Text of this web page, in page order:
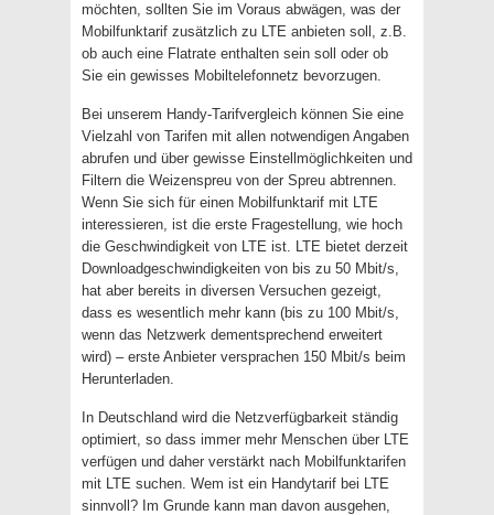
möchten, sollten Sie im Voraus abwägen, was der
Mobilfunktarif zusätzlich zu LTE anbieten soll, z.B.
ob auch eine Flatrate enthalten sein soll oder ob
Sie ein gewisses Mobiltelefonnetz bevorzugen.
Bei unserem Handy-Tarifvergleich können Sie eine
Vielzahl von Tarifen mit allen notwendigen Angaben
abrufen und über gewisse Einstellmöglichkeiten und
Filtern die Weizenspreu von der Spreu abtrennen.
Wenn Sie sich für einen Mobilfunktarif mit LTE
interessieren, ist die erste Fragestellung, wie hoch
die Geschwindigkeit von LTE ist. LTE bietet derzeit
Downloadgeschwindigkeiten von bis zu 50 Mbit/s,
hat aber bereits in diversen Versuchen gezeigt,
dass es wesentlich mehr kann (bis zu 100 Mbit/s,
wenn das Netzwerk dementsprechend erweitert
wird) – erste Anbieter versprachen 150 Mbit/s beim
Herunterladen.
In Deutschland wird die Netzverfügbarkeit ständig
optimiert, so dass immer mehr Menschen über LTE
verfügen und daher verstärkt nach Mobilfunktarifen
mit LTE suchen. Wem ist ein Handytarif bei LTE
sinnvoll? Im Grunde kann man davon ausgehen,